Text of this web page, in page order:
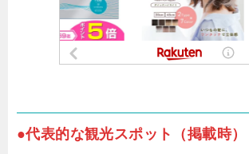
●代表的な観光スポット（掲載時）